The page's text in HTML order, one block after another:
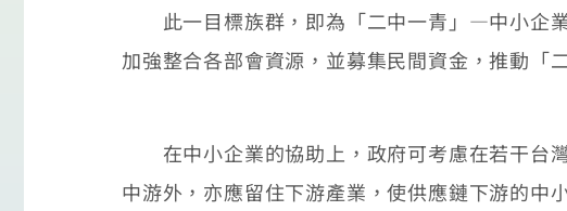
此一目標族群，即為「二中一青」—中小企業
加強整合各部會資源，並募集民間資金，推動「
在中小企業的協助上，政府可考慮在若干台灣
中游外，亦應留住下游產業，使供應鏈下游的中